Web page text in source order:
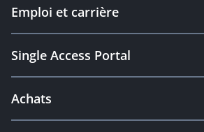
Emploi et carrière
Single Access Portal
Achats